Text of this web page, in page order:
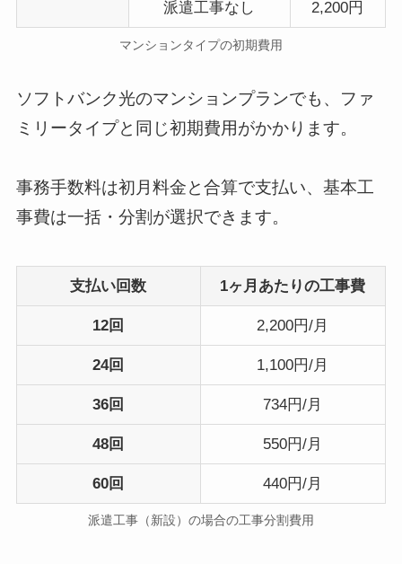
派遣工事なし 2,200円
マンションタイプの初期費用
ソフトバンク光のマンションプランでも、ファ
ミリータイプと同じ初期費用がかかります。
事務手数料は初月料金と合算で支払い、基本工
事費は一括・分割が選択できます。
支払い回数 1ヶ月あたりの工事費
12回 2,200円/月
24回 1,100円/月
36回 734円/月
48回 550円/月
60回 440円/月
派遣工事（新設）の場合の工事分割費用